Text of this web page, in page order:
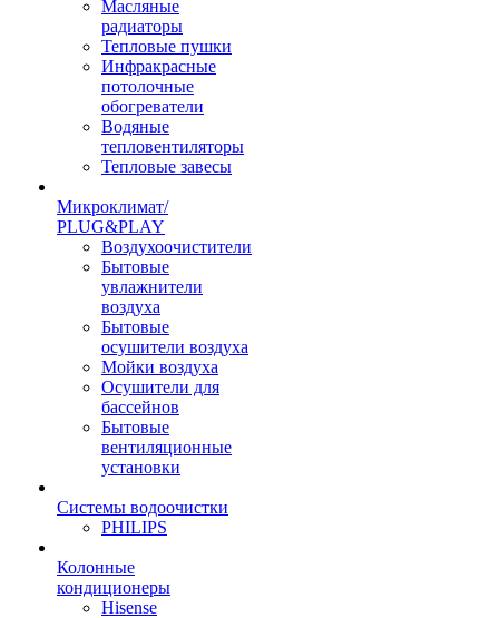
Масляные
радиаторы
Тепловые пушки
Инфракрасные
потолочные
обогреватели
Водяные
тепловентиляторы
Тепловые завесы
Микроклимат/
PLUG&PLAY
Воздухоочистители
Бытовые
увлажнители
воздуха
Бытовые
осушители воздуха
Мойки воздуха
Осушители для
бассейнов
Бытовые
вентиляционные
установки
Системы водоочистки
PHILIPS
Колонные
кондиционеры
Hisense